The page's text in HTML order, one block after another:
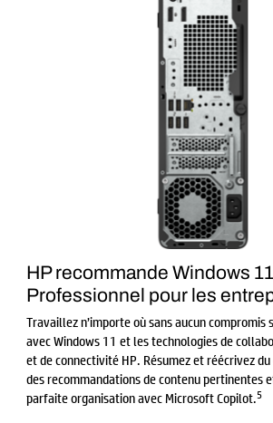
HP recommande Windows 11
Professionnel pour les
Travaillez n’importe où sans aucun
avec Windows 11 et les technologies de
et de connectivité HP. Résumez et réécrivez
des recommandations de contenu pertinentes
parfaite organisation avec Microsoft Copilot.5